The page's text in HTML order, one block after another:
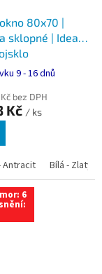
dub Bílá -
80x70 |
sklopné | Ideal
9 - 16 dnů
bez DPH
Kč / ks
Antracit Bílá - Zlatý
6